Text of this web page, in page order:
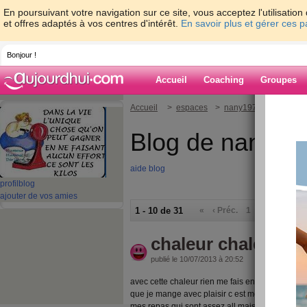
En poursuivant votre navigation sur ce site, vous acceptez
et offres adaptés à vos centres d'intérêt. En savoir plus et gérer ces
Bonjour !
Accueil Coaching Groupes
profil blog
ajouter de vos amies
Accueil > espaces > nany1972
Blog de
aide blog
1 - 10 de 31 « ‹ Préc. 1
chaleur chaleur
publié le 10/07/2013 à 20:52
avec cette chaleur rien me fais envie pas faim
que je mange avec plaisir c est mon petit dej